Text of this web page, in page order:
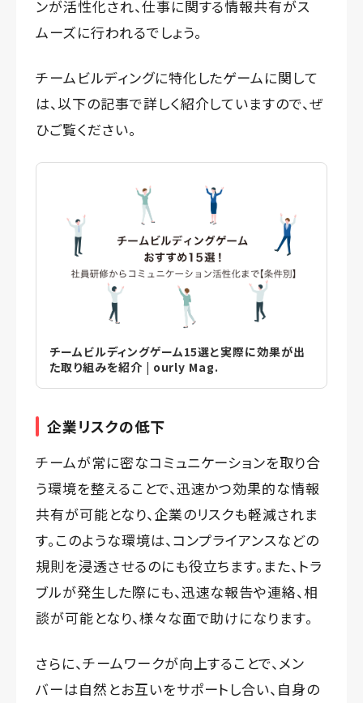
ンが活性化され、仕事に関する情報共有がス
ムーズに行われるでしょう。
チームビルディングに特化したゲームに関して
は、以下の記事で詳しく紹介していますので、ぜ
ひご覧ください。
チームビルディングゲーム15選と実際に効果が出
た取り組みを紹介 | ourly Mag.
企業リスクの低下
チームが常に密なコミュニケーションを取り合
う環境を整えることで、迅速かつ効果的な情報
共有が可能となり、企業のリスクも軽減されま
す。このような環境は、コンプライアンスなどの
規則を浸透させるのにも役立ちます。また、トラ
ブルが発生した際にも、迅速な報告や連絡、相
談が可能となり、様々な面で助けになります。
さらに、チームワークが向上することで、メン
バーは自然とお互いをサポートし合い、自身の